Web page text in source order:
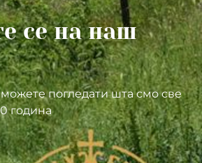
се на наш
погледати шта смо све
година